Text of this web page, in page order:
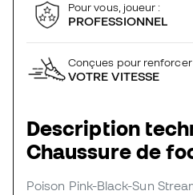
Pour vous, joueur :
PROFESSIONNEL
Conçues pour renforcer
VOTRE VITESSE
Description
Chaussure de
Poison Pink-Black-Sun